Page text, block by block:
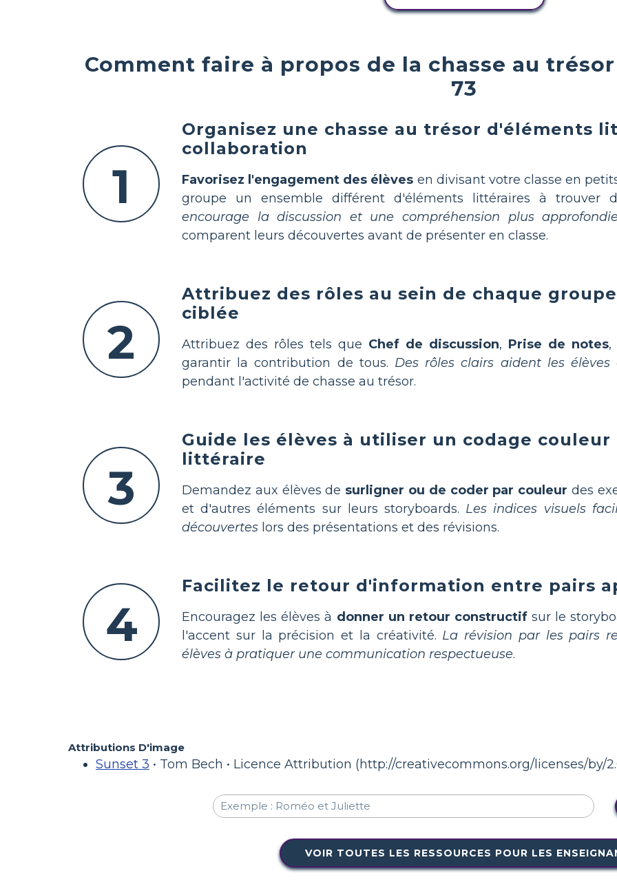
Comment faire à propos de la chasse au
73
1
Organisez une chasse au trésor d'éléments
collaboration
Favorisez l'engagement des élèves en divisant votre classe en
groupe un ensemble différent d'éléments littéraires à trouver
encourage la discussion et une compréhension plus
comparent leurs découvertes avant de présenter en classe.
2
Attribuez des rôles au sein de chaque
ciblée
Attribuez des rôles tels que Chef de discussion, Prise de notes,
garantir la contribution de tous. Des rôles clairs aident les
pendant l'activité de chasse au trésor.
3
Guide les élèves à utiliser un codage
littéraire
Demandez aux élèves de surligner ou de coder par couleur des
et d'autres éléments sur leurs storyboards. Les indices visuels
découvertes lors des présentations et des révisions.
4
Facilitez le retour d'information entre pairs
Encouragez les élèves à donner un retour constructifsur le
l'accent sur la précision et la créativité. La révision par les pairs
élèves à pratiquer une communication respectueuse.
Attributions D'image
Sunset 3 • Tom Bech • Licence Attribution (http://creativecommons.org/licenses/by/
VOIR TOUTES LES RESSOURCES POUR LES